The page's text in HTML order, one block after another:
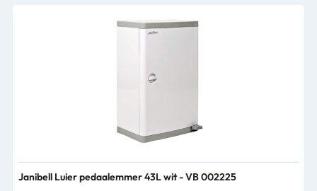
Janibell Luier pedaalemmer 43L wit - VB 002225